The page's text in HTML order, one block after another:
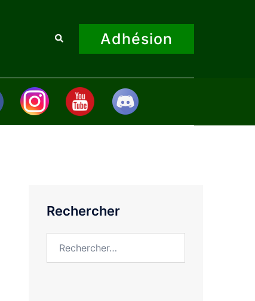
Rechercher Adhésion
Rechercher